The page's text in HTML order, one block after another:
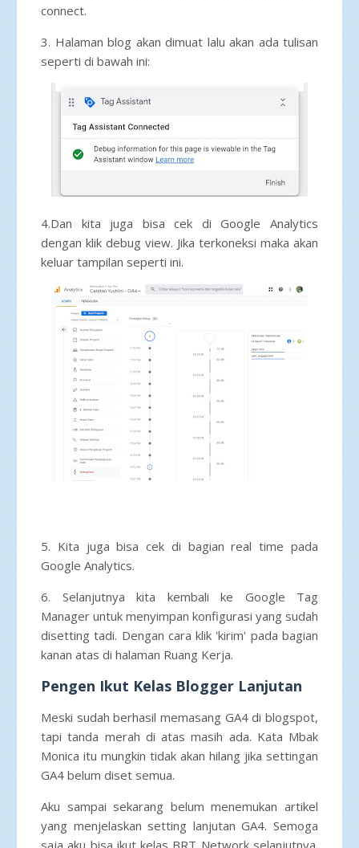
connect.
3. Halaman blog akan dimuat lalu akan ada tulisan
seperti di bawah ini:
4.Dan kita juga bisa cek di Google Analytics
dengan klik debug view. Jika terkoneksi maka akan
keluar tampilan seperti ini.
5. Kita juga bisa cek di bagian real time pada
Google Analytics.
6. Selanjutnya kita kembali ke Google Tag
Manager untuk menyimpan konfigurasi yang sudah
disetting tadi. Dengan cara klik 'kirim' pada bagian
kanan atas di halaman Ruang Kerja.
Pengen Ikut Kelas Blogger Lanjutan
Meski sudah berhasil memasang GA4 di blogspot,
tapi tanda merah di atas masih ada. Kata Mbak
Monica itu mungkin tidak akan hilang jika settingan
GA4 belum diset semua.
Aku sampai sekarang belum menemukan artikel
yang menjelaskan setting lanjutan GA4. Semoga
saja aku bisa ikut kelas BRT Network selanjutnya.